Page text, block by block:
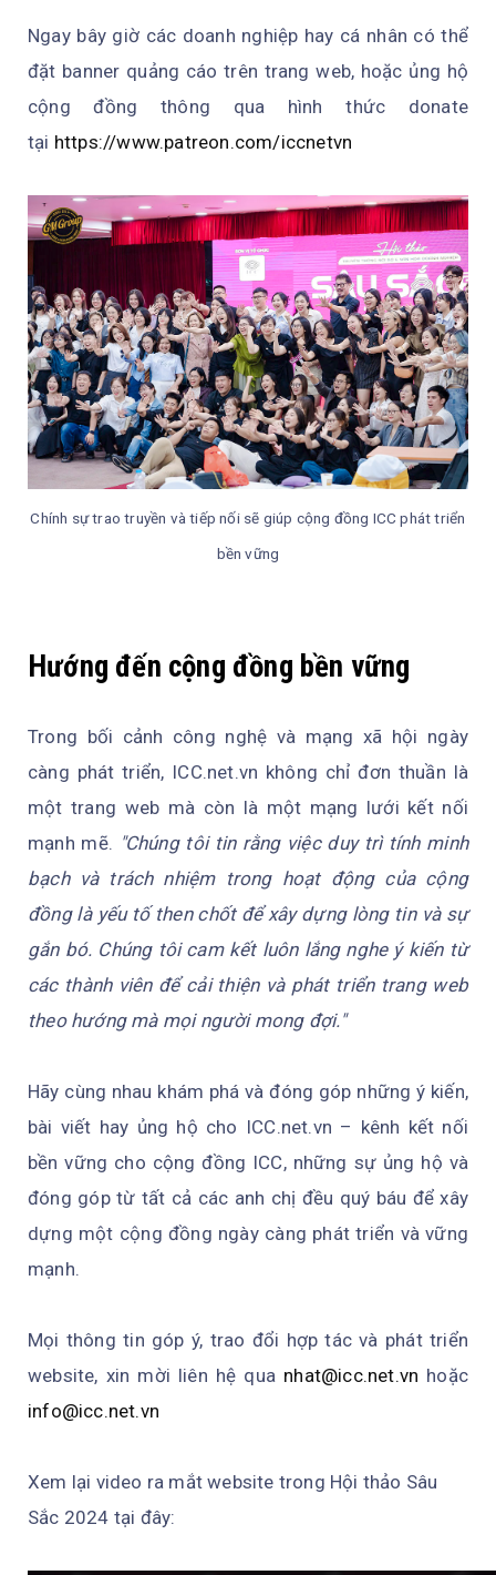
Ngay bây giờ các doanh nghiệp hay cá nhân có thể
đặt banner quảng cáo trên trang web, hoặc ủng hộ
cộng đồng thông qua hình thức donate
tại https://www.patreon.com/iccnetvn
Chính sự trao truyền và tiếp nối sẽ giúp cộng đồng ICC phát triển
bền vững
Hướng đến cộng đồng bền vững
Trong bối cảnh công nghệ và mạng xã hội ngày
càng phát triển, ICC.net.vn không chỉ đơn thuần là
một trang web mà còn là một mạng lưới kết nối
mạnh mẽ. "Chúng tôi tin rằng việc duy trì tính minh
bạch và trách nhiệm trong hoạt động của cộng
đồng là yếu tố then chốt để xây dựng lòng tin và sự
gắn bó. Chúng tôi cam kết luôn lắng nghe ý kiến từ
các thành viên để cải thiện và phát triển trang web
theo hướng mà mọi người mong đợi."
Hãy cùng nhau khám phá và đóng góp những ý kiến,
bài viết hay ủng hộ cho ICC.net.vn – kênh kết nối
bền vững cho cộng đồng ICC, những sự ủng hộ và
đóng góp từ tất cả các anh chị đều quý báu để xây
dựng một cộng đồng ngày càng phát triển và vững
mạnh.
Mọi thông tin góp ý, trao đổi hợp tác và phát triển
website, xin mời liên hệ qua nhat@icc.net.vn hoặc
info@icc.net.vn
Xem lại video ra mắt website trong Hội thảo Sâu
Sắc 2024 tại đây: